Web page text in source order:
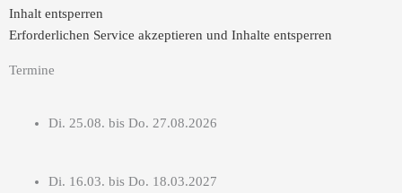
Inhalt entsperren
Erforderlichen Service akzeptieren und Inhalte entsperren
Termine
Di. 25.08. bis Do. 27.08.2026
Di. 16.03. bis Do. 18.03.2027